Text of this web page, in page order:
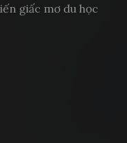
giấc mơ du học